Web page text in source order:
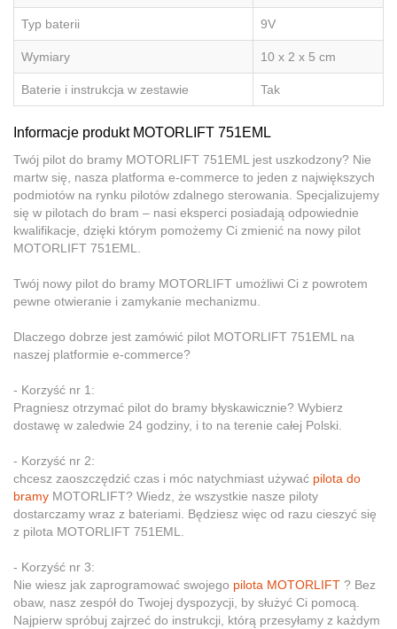
Typ baterii 9V
Wymiary 10 x 2 x 5 cm
Baterie i instrukcja w zestawie Tak
Informacje produkt MOTORLIFT 751EML
Twój pilot do bramy MOTORLIFT 751EML jest uszkodzony? Nie
martw się, nasza platforma e-commerce to jeden z największych
podmiotów na rynku pilotów zdalnego sterowania. Specjalizujemy
się w pilotach do bram – nasi eksperci posiadają odpowiednie
kwalifikacje, dzięki którym pomożemy Ci zmienić na nowy pilot
MOTORLIFT 751EML.
Twój nowy pilot do bramy MOTORLIFT umożliwi Ci z powrotem
pewne otwieranie i zamykanie mechanizmu.
Dlaczego dobrze jest zamówić pilot MOTORLIFT 751EML na
naszej platformie e-commerce?
- Korzyść nr 1:
Pragniesz otrzymać pilot do bramy błyskawicznie? Wybierz
dostawę w zaledwie 24 godziny, i to na terenie całej Polski.
- Korzyść nr 2:
chcesz zaoszczędzić czas i móc natychmiast używać pilota do
bramy MOTORLIFT? Wiedz, że wszystkie nasze piloty
dostarczamy wraz z bateriami. Będziesz więc od razu cieszyć się
z pilota MOTORLIFT 751EML.
- Korzyść nr 3:
Nie wiesz jak zaprogramować swojego pilota MOTORLIFT ? Bez
obaw, nasz zespół do Twojej dyspozycji, by służyć Ci pomocą.
Najpierw spróbuj zajrzeć do instrukcji, którą przesyłamy z każdym